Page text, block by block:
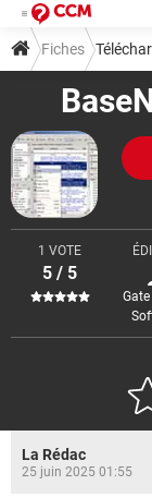
1 VOTE
5 / 5
Fiches
La Rédac
25 juin 2025 01:55